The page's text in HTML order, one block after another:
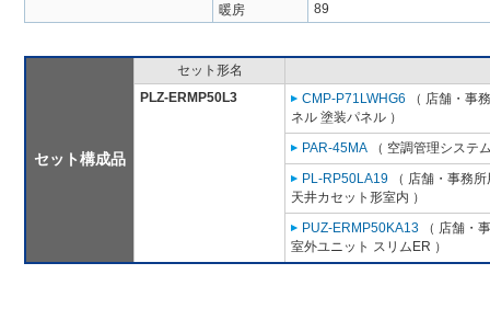
暖房
89
セット構成品
セット形名
PLZ-ERMP50L3
CMP-P71LWHG6 （ 店舗・事
ネル 塗装パネル ）
PAR-45MA （ 空調管理システ
PL-RP50LA19 （ 店舗・事務
天井カセット形室内 ）
PUZ-ERMP50KA13 （ 店舗・
室外ユニット スリムER ）